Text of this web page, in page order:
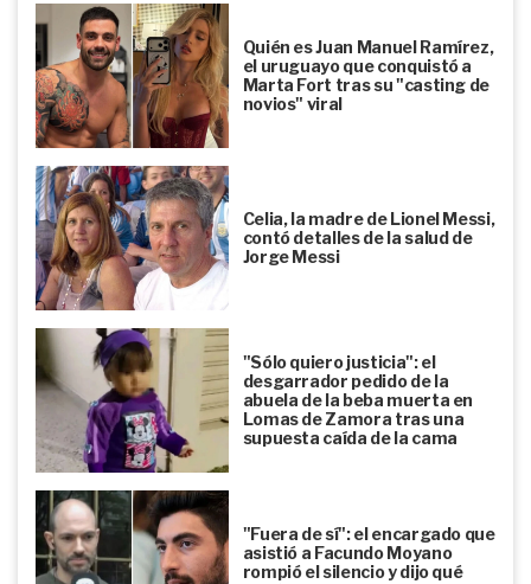
Quién es Juan Manuel Ramírez,
el uruguayo que conquistó a
Marta Fort tras su "casting de
novios" viral
Celia, la madre de Lionel Messi,
contó detalles de la salud de
Jorge Messi
"Sólo quiero justicia": el
desgarrador pedido de la
abuela de la beba muerta en
Lomas de Zamora tras una
supuesta caída de la cama
"Fuera de sí": el encargado que
asistió a Facundo Moyano
rompió el silencio y dijo qué